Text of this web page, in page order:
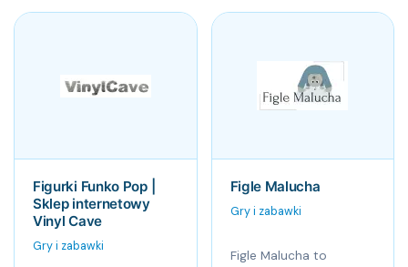
Figurki Funko Pop |
Sklep internetowy
Vinyl Cave
Gry i zabawki
Figle Malucha
Gry i zabawki
Figle Malucha to